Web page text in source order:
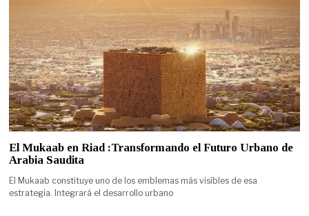
El Mukaab en Riad :Transformando el Futuro Urbano de
Arabia Saudita
El Mukaab constituye uno de los emblemas más visibles de esa
estrategia. Integrará el desarrollo urbano